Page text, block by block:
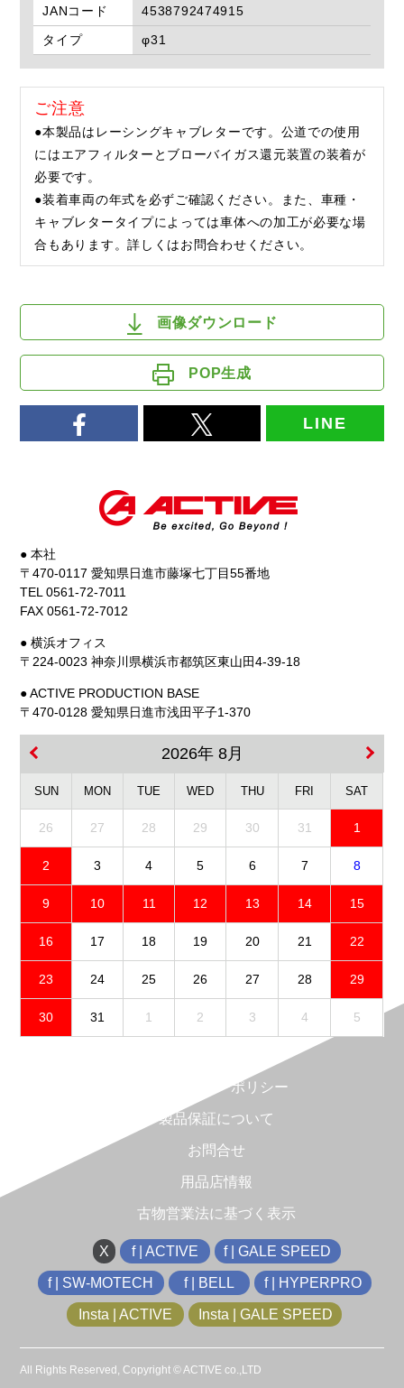
JANコード
4538792474915
タイプ
φ31
ご注意
●本製品はレーシングキャブレターです。公道での使用
にはエアフィルターとブローバイガス還元装置の装着が
必要です。
●装着車両の年式を必ずご確認ください。また、車種・
キャブレタータイプによっては車体への加工が必要な場
合もあります。詳しくはお問合わせください。
画像ダウンロード
POP生成
LINE
● 本社
〒470-0117 愛知県日進市藤塚七丁目55番地
TEL 0561-72-7011
FAX 0561-72-7012
● 横浜オフィス
〒224-0023 神奈川県横浜市都筑区東山田4-39-18
● ACTIVE PRODUCTION BASE
〒470-0128 愛知県日進市浅田平子1-370
2026年 8月
SUN MON TUE WED THU FRI SAT
26 27 28 29 30 31 1
2 3 4 5 6 7 8
9 10 11 12 13 14 15
16 17 18 19 20 21 22
23 24 25 26 27 28 29
30 31 1 2 3 4 5
プライバシーポリシー
製品保証について
お問合せ
用品店情報
古物営業法に基づく表示
X f | ACTIVE f | GALE SPEED
f | SW-MOTECH f | BELL f | HYPERPRO
Insta | ACTIVE Insta | GALE SPEED
All Rights Reserved, Copyright © ACTIVE co.,LTD